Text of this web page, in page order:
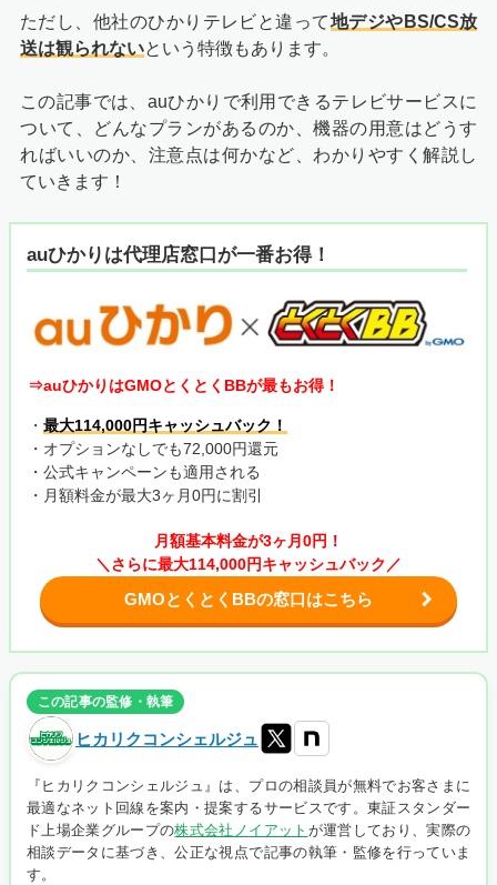
ただし、他社のひかりテレビと違って地デジやBS/CS放
送は観られないという特徴もあります。
この記事では、auひかりで利用できるテレビサービスに
ついて、どんなプランがあるのか、機器の用意はどうす
ればいいのか、注意点は何かなど、わかりやすく解説し
ていきます！
auひかりは代理店窓口が一番お得！
⇒auひかりはGMOとくとくBBが最もお得！
・ 最大114,000円キャッシュバック！
・オプションなしでも72,000円還元
・公式キャンペーンも適用される
・月額料金が最大3ヶ月0円に割引
月額基本料金が3ヶ月0円！
＼さらに最大114,000円キャッシュバック／
GMOとくとくBBの窓口はこちら
この記事の監修・執筆
ヒカリクコンシェルジュ
『ヒカリクコンシェルジュ』は、プロの相談員が無料でお客さまに
最適なネット回線を案内・提案するサービスです。東証スタンダー
ド上場企業グループの株式会社ノイアット が運営しており、実際の
相談データに基づき、公正な視点で記事の執筆・監修を行っていま
す。